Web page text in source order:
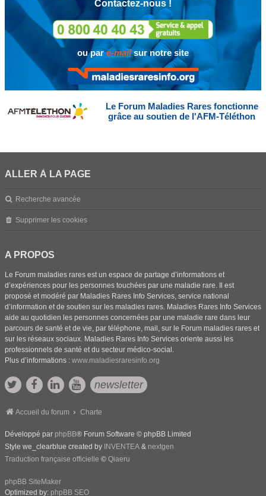
Contactez-nous !
ou pare-mailsur notre site
Le Forum Maladies Rares fonctionne
grâce au soutien de l'AFM-Téléthon
ALLER À LA PAGE
Recherche avancée
Supprimer les cookies
A PROPOS
Le Forum maladies rares est un espace de partage d’informations et
d’expériences pour les personnes touchées par une maladie rare. Il est
proposé et modéré par Maladies Rares Info Services, service national
d’information et de soutien sur les maladies rares. Maladies Rares Info Services
aide au quotidien les personnes concernées par une maladie rare dans leur
parcours de santé et de vie, par téléphone, mail, sur le Forum maladies rares et
sur les réseaux sociaux. Maladies Rares Info Services oriente aussi les
professionnels de santé et du secteur médico-social.
Plus d’informations : www.maladiesraresinfo.org
newsletter
Accueil du forum Charte
Développé par phpBB® Forum Software © phpBB Limited
Style we_clearblue created by INVENTEA & nextgen
Traduction française officielle © Qiaeru
phpBB SiteMaker
Optimized by: phpBB SEO